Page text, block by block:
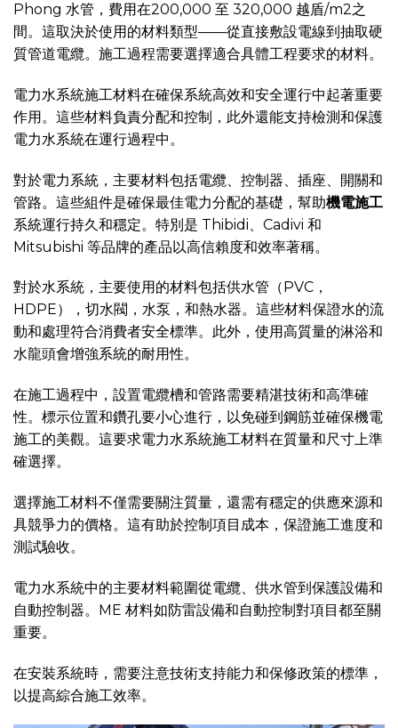
Phong 水管，費用在200,000 至 320,000 越盾/m2之
間。這取決於使用的材料類型——從直接敷設電線到抽取硬
質管道電纜。施工過程需要選擇適合具體工程要求的材料。
電力水系統施工材料在確保系統高效和安全運行中起著重要
作用。這些材料負責分配和控制，此外還能支持檢測和保護
電力水系統在運行過程中。
對於電力系統，主要材料包括電纜、控制器、插座、開關和
管路。這些組件是確保最佳電力分配的基礎，幫助機電施工
系統運行持久和穩定。特別是 Thibidi、Cadivi 和
Mitsubishi 等品牌的產品以高信賴度和效率著稱。
對於水系統，主要使用的材料包括供水管（PVC，
HDPE），切水閥，水泵，和熱水器。這些材料保證水的流
動和處理符合消費者安全標準。此外，使用高質量的淋浴和
水龍頭會增強系統的耐用性。
在施工過程中，設置電纜槽和管路需要精湛技術和高準確
性。標示位置和鑽孔要小心進行，以免碰到鋼筋並確保機電
施工的美觀。這要求電力水系統施工材料在質量和尺寸上準
確選擇。
選擇施工材料不僅需要關注質量，還需有穩定的供應來源和
具競爭力的價格。這有助於控制項目成本，保證施工進度和
測試驗收。
電力水系統中的主要材料範圍從電纜、供水管到保護設備和
自動控制器。ME 材料如防雷設備和自動控制對項目都至關
重要。
在安裝系統時，需要注意技術支持能力和保修政策的標準，
以提高綜合施工效率。